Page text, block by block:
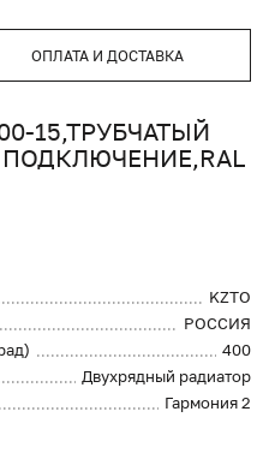
ОПЛАТА И ДОСТАВКА
15,ТРУБЧАТЫЙ
KZTO
РОССИЯ
400
Двухрядный радиатор
Гармония 2